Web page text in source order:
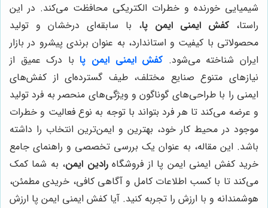
شیمیایی خورنده و خطرات الکتریکی محافظت می‌کند. در این
راستا، کفش ایمنی ایمن پا، با سابقه‌ای درخشان و تولید
محصولاتی با کیفیت و استاندارد، به عنوان برندی پیشرو در بازار
ایران شناخته می‌شود. کفش ایمنی ایمن پابا درک عمیق از
نیازهای متنوع صنایع مختلف، طیف گسترده‌ای از کفش‌های
ایمنی را با طراحی‌های گوناگون و ویژگی‌های منحصر به فرد تولید
و عرضه می‌کند تا هر فرد بتواند با توجه به نوع فعالیت و خطرات
موجود در محیط کار خود، بهترین و ایمن‌ترین انتخاب را داشته
باشد. این مقاله، به عنوان یک بررسی تخصصی و راهنمای جامع
خرید کفش ایمنی ایمن پا از فروشگاهرادین ایمن، به شما کمک
می‌کند تا با کسب اطلاعات کامل و آگاهی کافی، خریدی مطمئن،
هوشمندانه و با ارزش را تجربه کنید. آیا کفش ایمنی ایمن پا ارزش